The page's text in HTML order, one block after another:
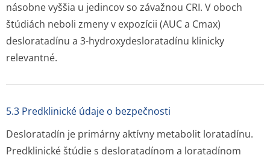
násobne vyššia u jedincov so závažnou CRI. V oboch
štúdiách neboli zmeny v expozícii (AUC a Cmax)
desloratadínu a 3-hydroxydeslora­tadínu klinicky
relevantné.
5.3 Predklinické údaje o bezpečnosti
Desloratadín je primárny aktívny metabolit loratadínu.
Predklinické štúdie s desloratadínom a loratadínom